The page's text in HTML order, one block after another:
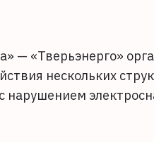
— «Тверьэнерго»
нескольких
нарушением